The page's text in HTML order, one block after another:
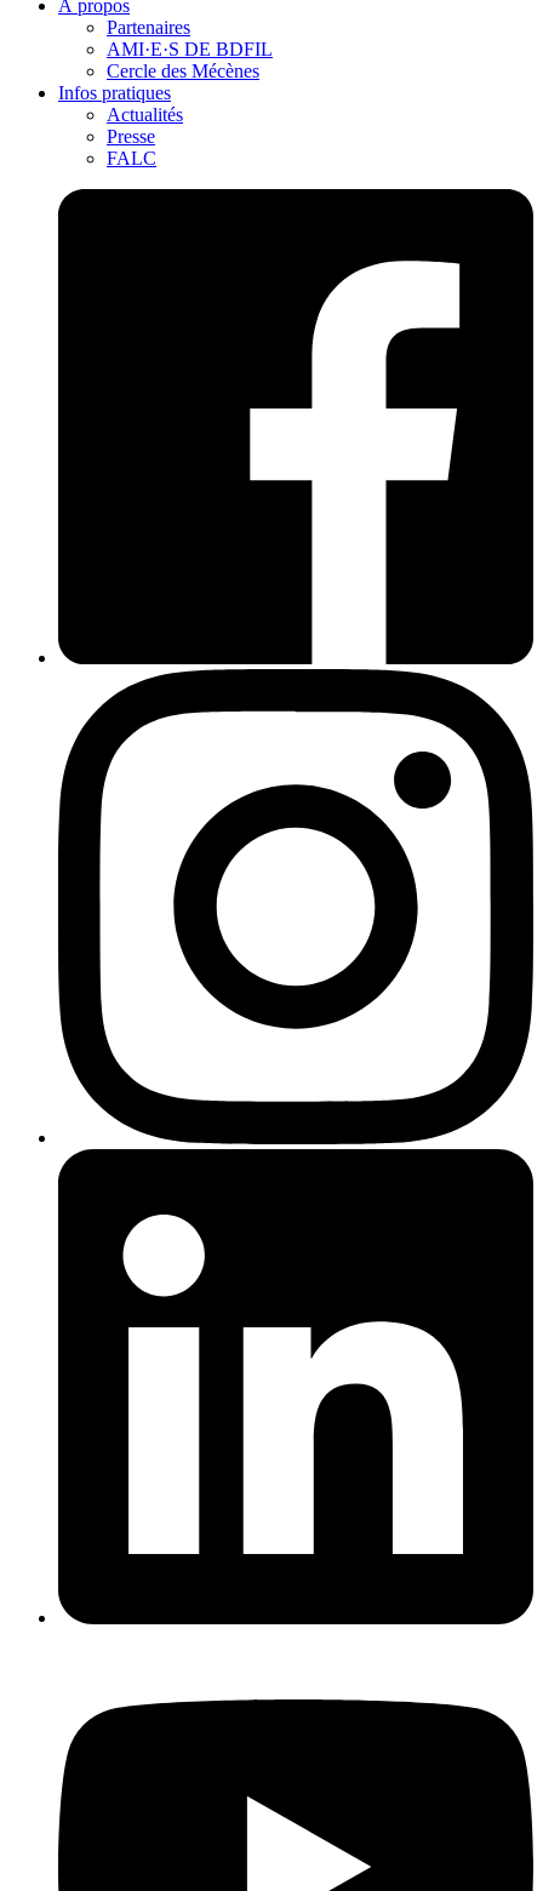
À propos
Partenaires
AMI·E·S DE BDFIL
Cercle des Mécènes
Infos pratiques
Actualités
Presse
FALC